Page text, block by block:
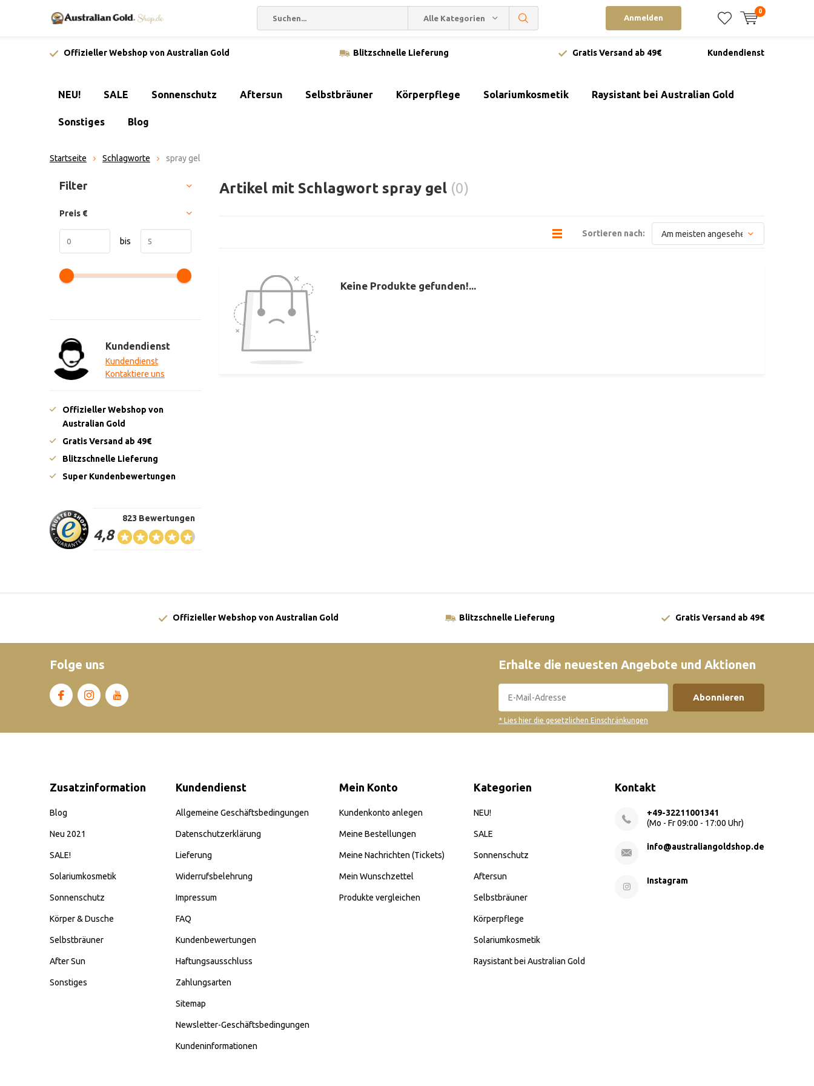
Alle Kategorien Anmelden
0
Offizieller Webshop von Australian Gold Blitzschnelle Lieferung Gratis Versand ab 49€ Kundendienst
NEU! SALE Sonnenschutz Aftersun Selbstbräuner Körperpflege Solariumkosmetik Raysistant bei Australian Gold
Sonstiges Blog
Startseite Schlagworte spray gel
Artikel mit Schlagwort spray gel (0)
Sortieren nach:
Keine Produkte gefunden!...
Sortieren nach:
Filter
Preis €
bis
Kundendienst
Kundendienst
Kontaktiere uns
Offizieller Webshop von
Australian Gold
Gratis Versand ab 49€
Blitzschnelle Lieferung
Super Kundenbewertungen
4,8
823 Bewertungen
Offizieller Webshop von Australian Gold Blitzschnelle Lieferung Gratis Versand ab 49€
Folge uns Erhalte die neuesten Angebote und Aktionen
Abonnieren
* Lies hier die gesetzlichen Einschränkungen
Zusatzinformation
Blog
Neu 2021
SALE!
Solariumkosmetik
Sonnenschutz
Körper & Dusche
Selbstbräuner
After Sun
Sonstiges
Kundendienst
Allgemeine Geschäftsbedingungen
Datenschutzerklärung
Lieferung
Widerrufsbelehrung
Impressum
FAQ
Kundenbewertungen
Haftungsausschluss
Zahlungsarten
Sitemap
Newsletter-Geschäftsbedingungen
Kundeninformationen
Mein Konto
Kundenkonto anlegen
Meine Bestellungen
Meine Nachrichten (Tickets)
Mein Wunschzettel
Produkte vergleichen
Kategorien
NEU!
SALE
Sonnenschutz
Aftersun
Selbstbräuner
Körperpflege
Solariumkosmetik
Raysistant bei Australian Gold
Kontakt
+49-32211001341
(Mo - Fr 09:00 - 17:00 Uhr)
info@australiangoldshop.de
Instagram